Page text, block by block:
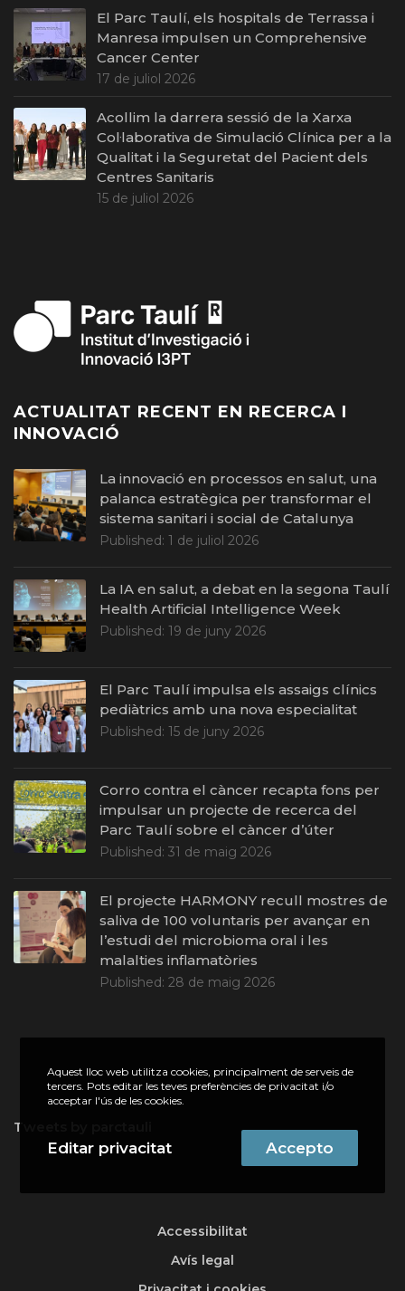
El Parc Taulí, els hospitals de Terrassa i
Manresa impulsen un Comprehensive
Cancer Center
17 de juliol 2026
Acollim la darrera sessió de la Xarxa
Col·laborativa de Simulació Clínica per a la
Qualitat i la Seguretat del Pacient dels
Centres Sanitaris
15 de juliol 2026
ACTUALITAT RECENT EN RECERCA I
INNOVACIÓ
La innovació en processos en salut, una
palanca estratègica per transformar el
sistema sanitari i social de Catalunya
Published: 1 de juliol 2026
La IA en salut, a debat en la segona Taulí
Health Artificial Intelligence Week
Published: 19 de juny 2026
El Parc Taulí impulsa els assaigs clínics
pediàtrics amb una nova especialitat
Published: 15 de juny 2026
Corro contra el càncer recapta fons per
impulsar un projecte de recerca del
Parc Taulí sobre el càncer d’úter
Published: 31 de maig 2026
El projecte HARMONY recull mostres de
saliva de 100 voluntaris per avançar en
l’estudi del microbioma oral i les
malalties inflamatòries
Published: 28 de maig 2026
Tweets by parctauli
Accessibilitat
Avís legal
Aquest lloc web utilitza cookies, principalment de serveis de
tercers. Pots editar les teves preferències de privacitat i/o
acceptar l'ús de les cookies.
Editar privacitat Accepto